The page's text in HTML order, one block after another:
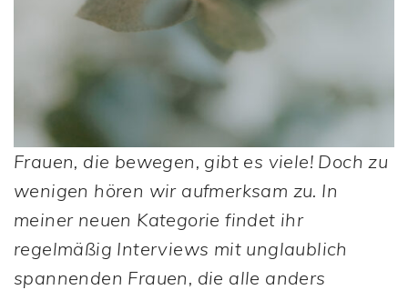
Frauen, die bewegen, gibt es viele! Doch zu
wenigen hören wir aufmerksam zu. In
meiner neuen Kategorie findet ihr
regelmäßig Interviews mit unglaublich
spannenden Frauen, die alle anders